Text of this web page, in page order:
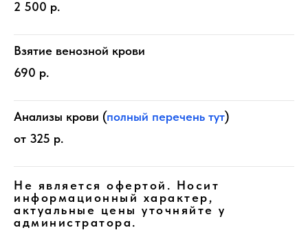
2 500 р.
Взятие венозной крови
690 р.
Анализы крови (полный перечень тут)
от 325 р.
Не является офертой. Носит
информационный характер,
актуальные цены уточняйте у
администратора.